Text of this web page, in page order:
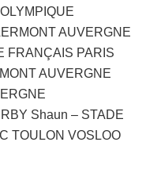
AUVERGNE
FRANÇAIS PARIS
AUVERGNE
Shaun – STADE
TOULON VOSLOO